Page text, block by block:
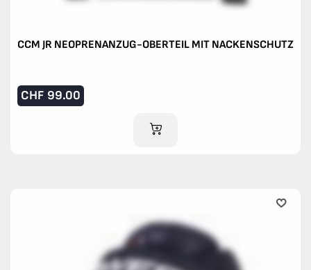
CCM JR NEOPRENANZUG-OBERTEIL MIT NACKENSCHUTZ
CHF 99.00
IM WARENKORB